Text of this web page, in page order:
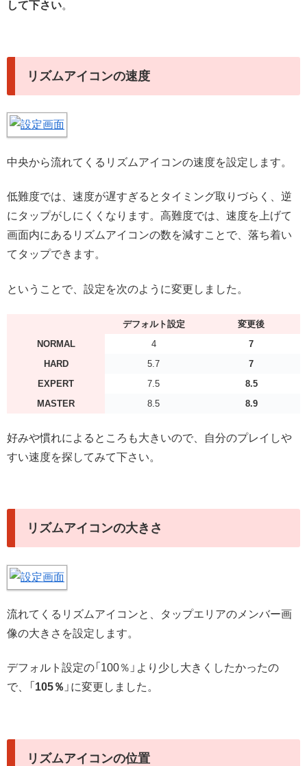
して下さい。
リズムアイコンの速度
中央から流れてくるリズムアイコンの速度を設定します。
低難度では、速度が遅すぎるとタイミング取りづらく、逆
にタップがしにくくなります。高難度では、速度を上げて
画面内にあるリズムアイコンの数を減すことで、落ち着い
てタップできます。
ということで、設定を次のように変更しました。
デフォルト設定
変更後
NORMAL
4
7
HARD
5.7
7
EXPERT
7.5
8.5
MASTER
8.5 8.9
好みや慣れによるところも大きいので、自分のプレイしや
すい速度を探してみて下さい。
リズムアイコンの大きさ
流れてくるリズムアイコンと、タップエリアのメンバー画
像の大きさを設定します。
デフォルト設定の「100％」より少し大きくしたかったの
で、「 105％ 」に変更しました。
リズムアイコンの位置